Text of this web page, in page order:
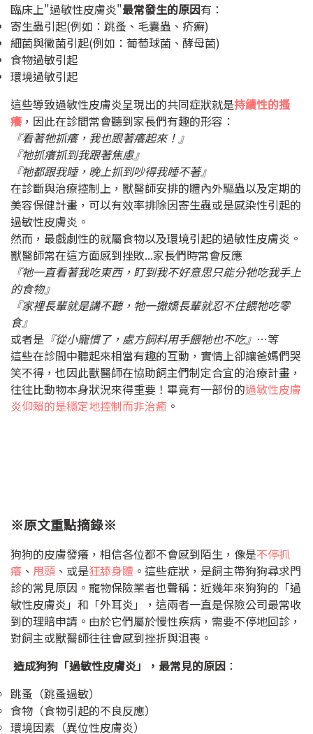
臨床上"過敏性皮膚炎"最常發生的原因有：
寄生蟲引起(例如：跳蚤、毛囊蟲、疥癬)
細菌與黴菌引起(例如：葡萄球菌、酵母菌)
食物過敏引起
環境過敏引起
這些導致過敏性皮膚炎呈現出的共同症狀就是持續性的搔
癢 ，因此在診間常會聽到家長們有趣的形容：
『看著牠抓癢，我也跟著癢起來！』
『牠抓癢抓到我跟著焦慮』
『牠都跟我睡，晚上抓到吵得我睡不著』
在診斷與治療控制上，獸醫師安排的體內外驅蟲以及定期的
美容保健計畫，可以有效率排除因寄生蟲或是感染性引起的
過敏性皮膚炎。
然而，最戲劇性的就屬食物以及環境引起的過敏性皮膚炎。
獸醫師常在這方面感到挫敗...家長們時常會反應
『牠一直看著我吃東西，盯到我不好意思只能分牠吃我手上
的食物』
『家裡長輩就是講不聽，牠一撒嬌長輩就忍不住餵牠吃零
食』
或者是 『從小寵慣了，處方飼料用手餵牠也不吃』 …等
這些在診間中聽起來相當有趣的互動，實情上卻讓爸媽們哭
笑不得，也因此獸醫師在協助飼主們制定合宜的治療計畫，
往往比動物本身狀況來得重要！畢竟有一部份的過敏性皮膚
炎仰賴的是穩定地控制而非治癒 。
※原文重點摘錄※
狗狗的皮膚發癢，相信各位都不會感到陌生，像是不停抓
癢 、 甩頭 、或是狂舔身體 。這些症狀，是飼主帶狗狗尋求門
診的常見原因。寵物保險業者也聲稱：近幾年來狗狗的「過
敏性皮膚炎」和「外耳炎」，這兩者一直是保險公司最常收
到的理賠申請。由於它們屬於慢性疾病，需要不停地回診，
對飼主或獸醫師往往會感到挫折與沮喪。
造成狗狗「過敏性皮膚炎」，最常見的原因 ：
跳蚤（跳蚤過敏）
食物（食物引起的不良反應）
環境因素（異位性皮膚炎）